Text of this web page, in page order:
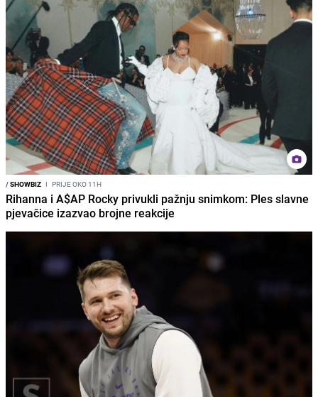
/SHOWBIZ I PRIJE OKO 11H
Rihanna i A$AP Rocky privukli pažnju snimkom: Ples slavne
pjevačice izazvao brojne reakcije